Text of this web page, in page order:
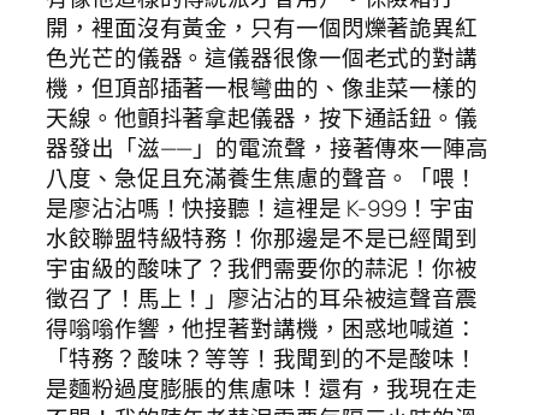
開，裡面沒有黃金，只有一個閃爍著詭異紅
色光芒的儀器。這儀器很像一個老式的對講
機，但頂部插著一根彎曲的、像韭菜一樣的
天線。他顫抖著拿起儀器，按下通話鈕。儀
器發出「滋——」的電流聲，接著傳來一陣高
八度、急促且充滿養生焦慮的聲音。「喂！
是廖沾沾嗎！快接聽！這裡是 K-999！宇宙
水餃聯盟特級特務！你那邊是不是已經聞到
宇宙級的酸味了？我們需要你的蒜泥！你被
徵召了！馬上！」廖沾沾的耳朵被這聲音震
得嗡嗡作響，他捏著對講機，困惑地喊道：
「特務？酸味？等等！我聞到的不是酸味！
是麵粉過度膨脹的焦慮味！還有，我現在走